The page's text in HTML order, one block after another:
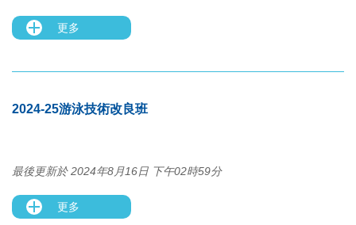
更多
2024-25游泳技術改良班
最後更新於 2024年8月16日 下午02時59分
更多